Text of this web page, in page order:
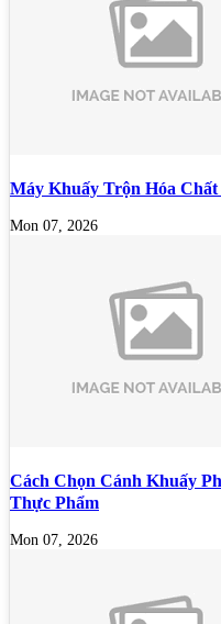
Máy Khuấy Trộn Hóa Chất
Mon 07, 2026
Cách Chọn Cánh Khuấy
Thực Phẩm
Mon 07, 2026